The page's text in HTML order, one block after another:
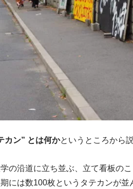
カン” とは何かというところから
の沿道に立ち並ぶ、立て看板の
には数100枚というタテカンが